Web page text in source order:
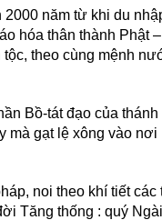
năm từ khi du
hóa thân thành Phật
theo cùng mệnh
Bồ-tát đạo của
mà gạt lệ xông vào
noi theo khí tiết
Tăng thống : quý